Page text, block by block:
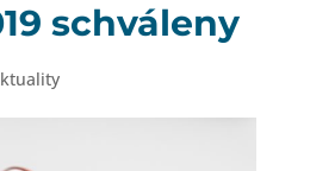
schváleny